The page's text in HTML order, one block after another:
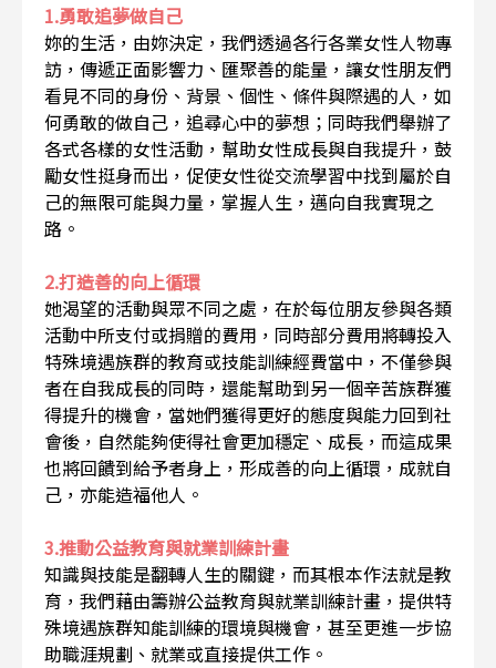
1.勇敢追夢做自己
妳的生活，由妳決定，我們透過各行各業女性人物專
訪，傳遞正面影響力、匯聚善的能量，讓女性朋友們
看見不同的身份、背景、個性、條件與際遇的人，如
何勇敢的做自己，追尋心中的夢想；同時我們舉辦了
各式各樣的女性活動，幫助女性成長與自我提升，鼓
勵女性挺身而出，促使女性從交流學習中找到屬於自
己的無限可能與力量，掌握人生，邁向自我實現之
路。
2.打造善的向上循環
她渴望的活動與眾不同之處，在於每位朋友參與各類
活動中所支付或捐贈的費用，同時部分費用將轉投入
特殊境遇族群的教育或技能訓練經費當中，不僅參與
者在自我成長的同時，還能幫助到另一個辛苦族群獲
得提升的機會，當她們獲得更好的態度與能力回到社
會後，自然能夠使得社會更加穩定、成長，而這成果
也將回饋到給予者身上，形成善的向上循環，成就自
己，亦能造福他人。
3.推動公益教育與就業訓練計畫
知識與技能是翻轉人生的關鍵，而其根本作法就是教
育，我們藉由籌辦公益教育與就業訓練計畫，提供特
殊境遇族群知能訓練的環境與機會，甚至更進一步協
助職涯規劃、就業或直接提供工作。